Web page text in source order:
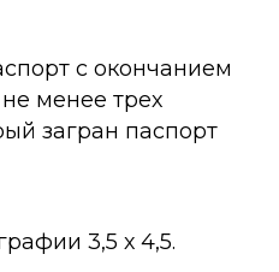
с окончанием
менее трех
загран паспорт
3,5 х 4,5.